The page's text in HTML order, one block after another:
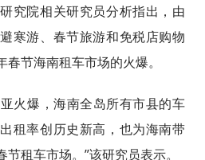
究院相关研究员分析指出，由
寒游、春节旅游和免税店购物
节海南租车市场的火爆。
火爆，海南全岛所有市县的车
租率创历史新高，也为海南带
租车市场。”该研究员表示。